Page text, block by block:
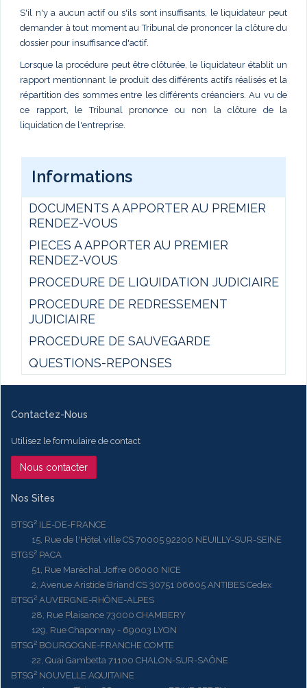
S'il n'y a aucun actif ou s'ils sont insuffisants, le liquidateur peut
demander à tout moment au Tribunal de prononcer la clôture du
dossier pour insuffisance d'actif.
Lorsque la procédure peut être clôturée, le liquidateur établit un
rapport mentionnant le produit des différents actifs réalisés et la
répartition des sommes entre les différents créanciers. Au vu de
ce rapport, le Tribunal prononce ou non la clôture de la
liquidation de l'entreprise.
Informations
DOCUMENTS A APPORTER AU PREMIER
RENDEZ-VOUS
PIECES A APPORTER AU PREMIER
RENDEZ-VOUS
PROCEDURE DE LIQUIDATION JUDICIAIRE
PROCEDURE DE REDRESSEMENT
JUDICIAIRE
PROCEDURE DE SAUVEGARDE
QUESTIONS-REPONSES
Contactez-Nous
Utilisez le formulaire de contact
Nous contacter
Nos Sites
BTSG² ILE-DE-FRANCE
15, Rue de l'Hôtel ville CS 70005 92200 NEUILLY-SUR-SEINE
BTGS² PACA
51, Rue Maréchal Joffre 06000 NICE
2, Avenue Aristide Briand CS 30751 06605 ANTIBES Cedex
BTSG² AUVERGNE-RHÔNE-ALPES
28, Rue Plaisance 73000 CHAMBERY
129, Rue Chaponnay - 69003 LYON
BTSG² BOURGOGNE-FRANCHE COMTE
22, Quai Gambetta 71100 CHALON-SUR-SAÔNE
BTSG² NOUVELLE AQUITAINE